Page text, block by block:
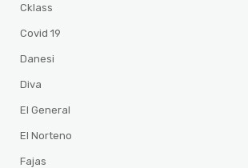
Cklass
Covid 19
Danesi
Diva
El General
El Norteno
Fajas